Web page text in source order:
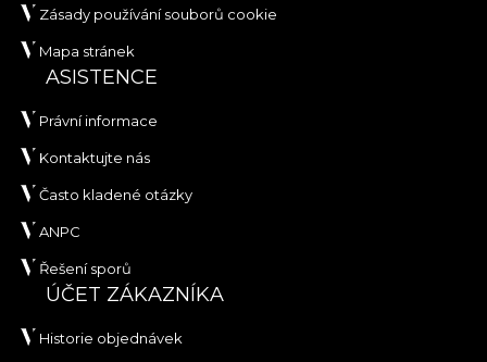
Zásady používání souborů cookie
Mapa stránek
ASISTENCE
Právní informace
Kontaktujte nás
Často kladené otázky
ANPC
Řešení sporů
ÚČET ZÁKAZNÍKA
Historie objednávek